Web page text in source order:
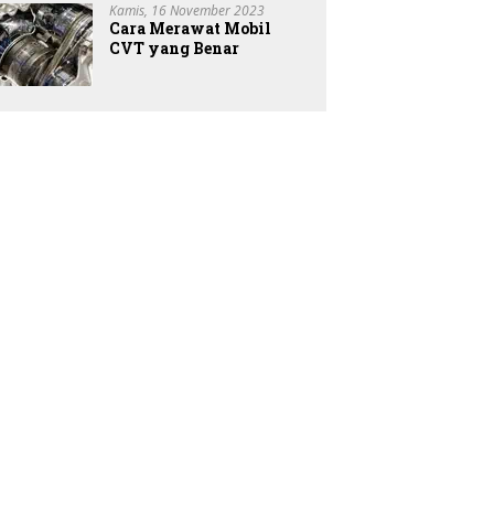
Kamis, 16 November 2023
Cara Merawat Mobil
CVT yang Benar